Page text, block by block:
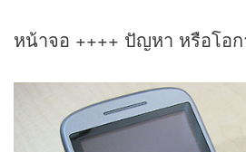
หน้าจอ ++++ ปัญหา หรือโอก